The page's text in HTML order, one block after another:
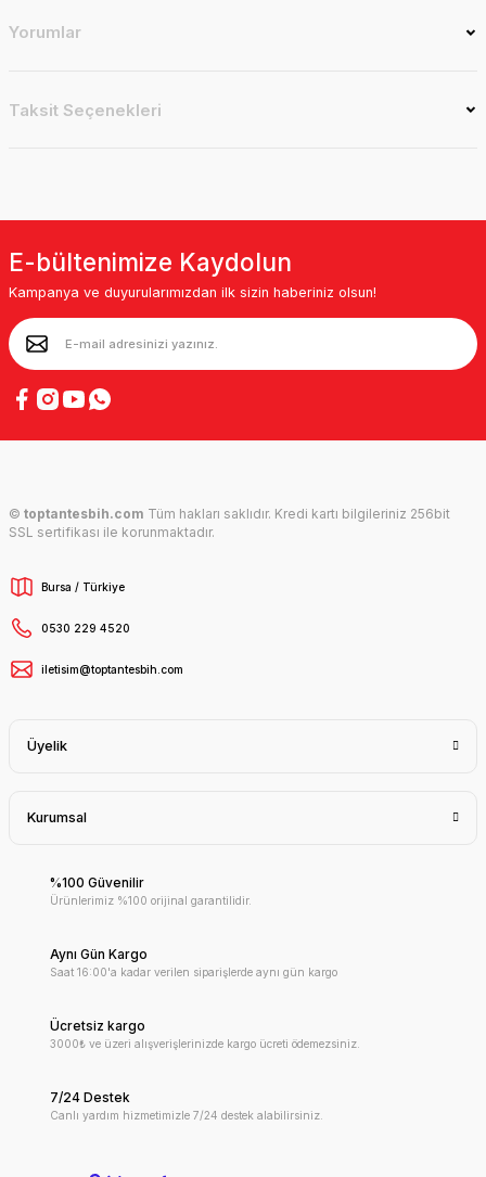
Yorumlar
Taksit Seçenekleri
E-bültenimize Kaydolun
Kampanya ve duyurularımızdan ilk sizin haberiniz olsun!
© toptantesbih.com Tüm hakları saklıdır. Kredi kartı bilgileriniz 256bit
SSL sertifikası ile korunmaktadır.
Bursa / Türkiye
0530 229 4520
iletisim@toptantesbih.com
Üyelik
Kurumsal
%100 Güvenilir
Ürünlerimiz %100 orijinal garantilidir.
Aynı Gün Kargo
Saat 16:00'a kadar verilen siparişlerde aynı gün kargo
Ücretsiz kargo
3000₺ ve üzeri alışverişlerinizde kargo ücreti ödemezsiniz.
7/24 Destek
Canlı yardım hizmetimizle 7/24 destek alabilirsiniz.